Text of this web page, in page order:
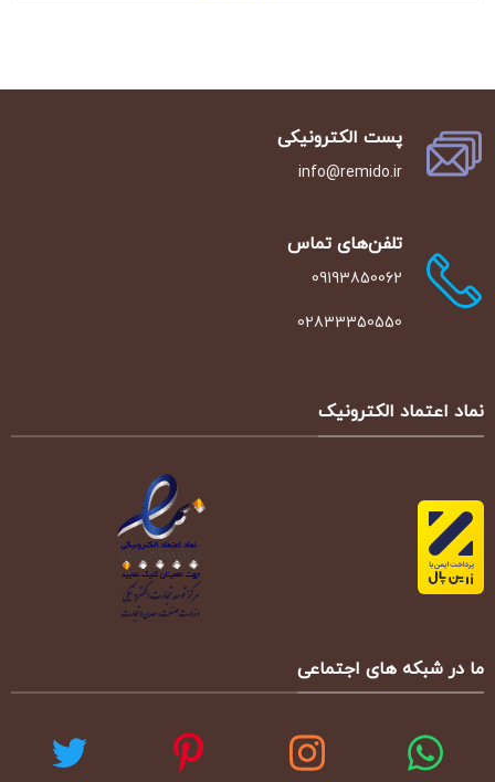
پست الکترونیکی
info@remido.ir
تلفن‌‌های تماس
09193850062
02833350550
نماد اعتماد الکترونیک
ما در شبکه های اجتماعی